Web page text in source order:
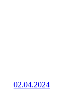
02.04.2024